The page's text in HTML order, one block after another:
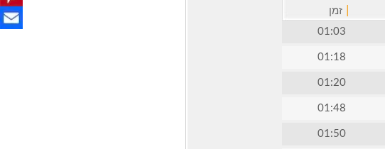
זמן
01:03
01:18
01:20
01:48
01:50